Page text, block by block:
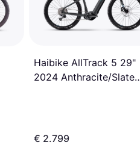
Haibike AllTrack 5 29"
2024 Anthracite/Slate
€ 2.799